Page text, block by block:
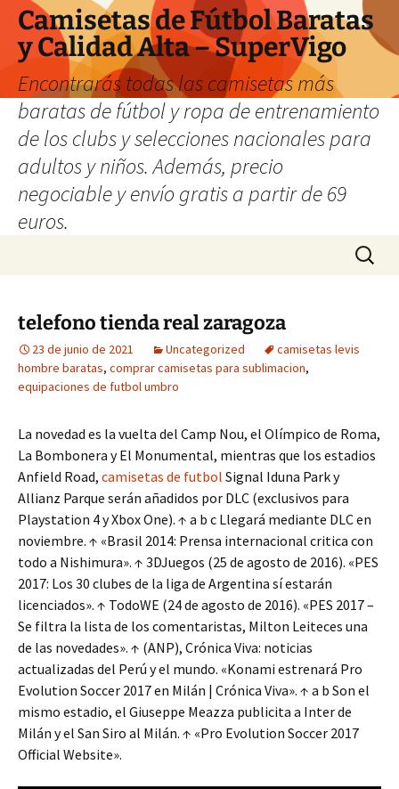
Camisetas de Fútbol Baratas
y Calidad Alta – SuperVigo
Encontrarás todas las camisetas más
baratas de fútbol y ropa de entrenamiento
de los clubs y selecciones nacionales para
adultos y niños. Además, precio
negociable y envío gratis a partir de 69
euros.
Buscar:
telefono tienda real zaragoza
23 de junio de 2021 Uncategorized
camisetas levis
hombre baratas, comprar camisetas para sublimacion,
equipaciones de futbol umbro
La novedad es la vuelta del Camp Nou, el Olímpico de Roma,
La Bombonera y El Monumental, mientras que los estadios
Anfield Road, camisetas de futbol Signal Iduna Park y
Allianz Parque serán añadidos por DLC (exclusivos para
Playstation 4 y Xbox One). ↑ a b c Llegará mediante DLC en
noviembre. ↑ «Brasil 2014: Prensa internacional critica con
todo a Nishimura». ↑ 3DJuegos (25 de agosto de 2016). «PES
2017: Los 30 clubes de la liga de Argentina sí estarán
licenciados». ↑ TodoWE (24 de agosto de 2016). «PES 2017 –
Se filtra la lista de los comentaristas, Milton Leiteces una
de las novedades». ↑ (ANP), Crónica Viva: noticias
actualizadas del Perú y el mundo. «Konami estrenará Pro
Evolution Soccer 2017 en Milán | Crónica Viva». ↑ a b Son el
mismo estadio, el Giuseppe Meazza publicita a Inter de
Milán y el San Siro al Milán. ↑ «Pro Evolution Soccer 2017
Official Website».